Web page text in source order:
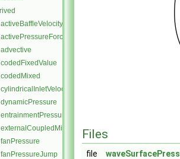
activeBaffleVelocity
activePressureForceBaffleVelocity
advective
codedFixedValue
codedMixed
cylindricalInletVelocity
dynamicPressure
entrainmentPressure
externalCoupledMixed
fanPressure
fanPressureJump
Files
file